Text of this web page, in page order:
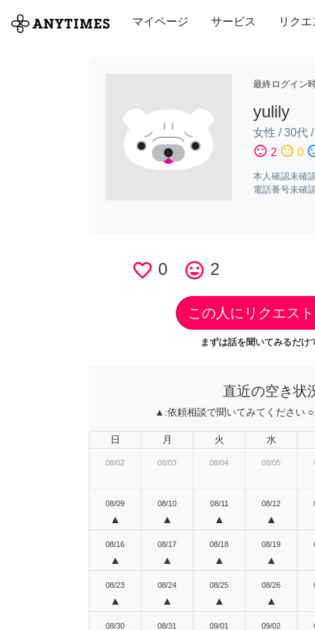
マイページ サービス リクエ
全て 修理・組立 家事 引っ越し
最終ログイン
yulily
女性 /30代 /
sentiment_satisfied 2 sentiment_neutral 0
本人確認未確
電話番号未確
favorite_border 0 tag_faces 2
この人にリクエス
まずは話を聞いてみるだけ
直近の空き状
▲:依頼相談で聞いてみてください ○:
日 月 火 水
08/02 08/03 08/04 08/05
08/09
▲
08/10
▲
08/11
▲
08/12
▲
08/16
▲
08/17
▲
08/18
▲
08/19
▲
08/23
▲
08/24
▲
08/25
▲
08/26
▲
08/30 08/31 09/01 09/02